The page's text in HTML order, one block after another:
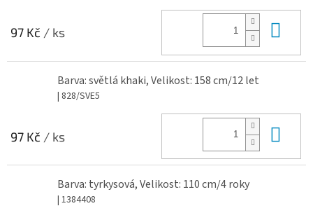
97 Kč / ks
Barva: světlá khaki, Velikost: 158 cm/12 let
| 828/SVE5
97 Kč / ks
Barva: tyrkysová, Velikost: 110 cm/4 roky
| 1384408